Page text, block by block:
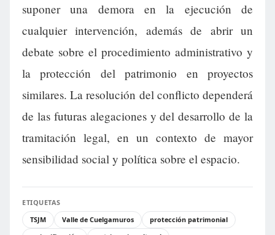
suponer una demora en la ejecución de
cualquier intervención, además de abrir un
debate sobre el procedimiento administrativo y
la protección del patrimonio en proyectos
similares. La resolución del conflicto dependerá
de las futuras alegaciones y del desarrollo de la
tramitación legal, en un contexto de mayor
sensibilidad social y política sobre el espacio.
ETIQUETAS
TSJM
Valle de Cuelgamuros
protección patrimonial